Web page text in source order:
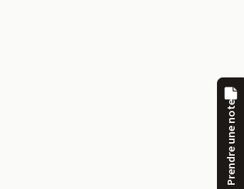
Prendre une note